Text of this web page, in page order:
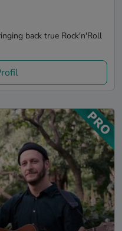
back true Rock'n'Roll